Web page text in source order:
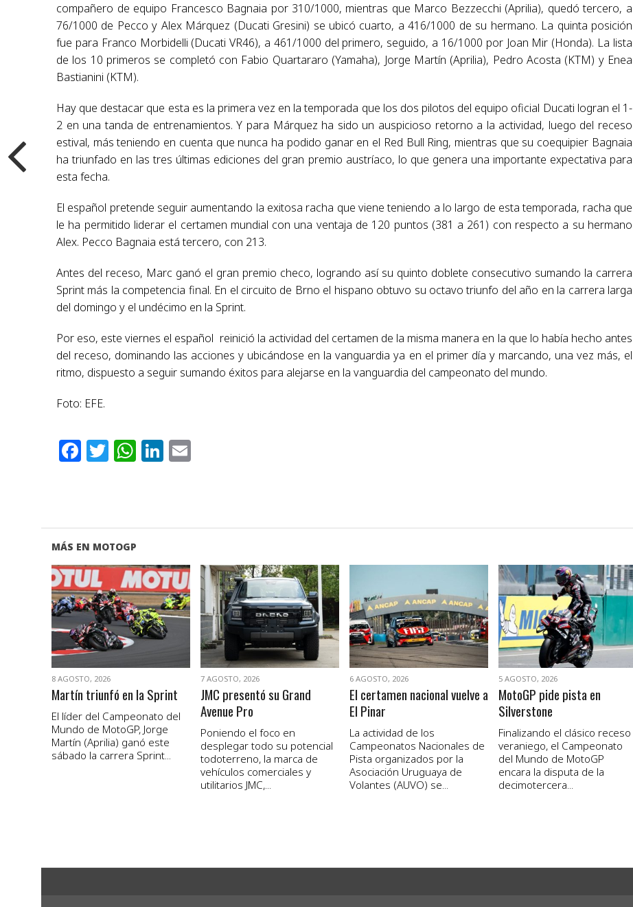
compañero de equipo Francesco Bagnaia por 310/1000, mientras que Marco Bezzecchi (Aprilia), quedó tercero, a
76/1000 de Pecco y Alex Márquez (Ducati Gresini) se ubicó cuarto, a 416/1000 de su hermano. La quinta posición
fue para Franco Morbidelli (Ducati VR46), a 461/1000 del primero, seguido, a 16/1000 por Joan Mir (Honda). La lista
de los 10 primeros se completó con Fabio Quartararo (Yamaha), Jorge Martín (Aprilia), Pedro Acosta (KTM) y Enea
Bastianini (KTM).
Hay que destacar que esta es la primera vez en la temporada que los dos pilotos del equipo oficial Ducati logran el 1-
2 en una tanda de entrenamientos. Y para Márquez ha sido un auspicioso retorno a la actividad, luego del receso
estival, más teniendo en cuenta que nunca ha podido ganar en el Red Bull Ring, mientras que su coequipier Bagnaia
ha triunfado en las tres últimas ediciones del gran premio austríaco, lo que genera una importante expectativa para
esta fecha.
El español pretende seguir aumentando la exitosa racha que viene teniendo a lo largo de esta temporada, racha que
le ha permitido liderar el certamen mundial con una ventaja de 120 puntos (381 a 261) con respecto a su hermano
Alex. Pecco Bagnaia está tercero, con 213.
Antes del receso, Marc ganó el gran premio checo, logrando así su quinto doblete consecutivo sumando la carrera
Sprint más la competencia final. En el circuito de Brno el hispano obtuvo su octavo triunfo del año en la carrera larga
del domingo y el undécimo en la Sprint.
Por eso, este viernes el español reinició la actividad del certamen de la misma manera en la que lo había hecho antes
del receso, dominando las acciones y ubicándose en la vanguardia ya en el primer día y marcando, una vez más, el
ritmo, dispuesto a seguir sumando éxitos para alejarse en la vanguardia del campeonato del mundo.
Foto: EFE.
Facebook
Twitter
WhatsApp
LinkedIn
MÁS EN MOTOGP
VER NOTA
8 AGOSTO, 2026
Martín triunfó en la Sprint
El líder del Campeonato del
Mundo de MotoGP, Jorge
Martín (Aprilia) ganó este
sábado la carrera Sprint...
VER NOTA
7 AGOSTO, 2026
JMC presentó su Grand
Avenue Pro
Poniendo el foco en
desplegar todo su potencial
todoterreno, la marca de
vehículos comerciales y
utilitarios JMC,...
VER NOTA
6 AGOSTO, 2026
El certamen nacional vuelve a
El Pinar
La actividad de los
Campeonatos Nacionales de
Pista organizados por la
Asociación Uruguaya de
Volantes (AUVO) se...
VER NOTA
5 AGOSTO, 2026
MotoGP pide pista en
Silverstone
Finalizando el clásico receso
veraniego, el Campeonato
del Mundo de MotoGP
encara la disputa de la
decimotercera...